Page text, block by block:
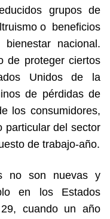
grupos de
o beneficios
nacional.
de proteger ciertos
Unidos de la
de pérdidas de
los consumidores,
particular del sector
de trabajo-año.
no son nuevas y
en los Estados
cuando un año